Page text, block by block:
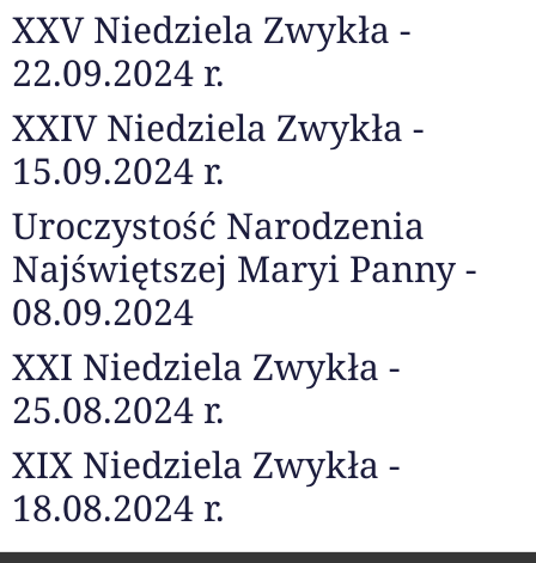
XXV Niedziela Zwykła -
22.09.2024 r.
XXIV Niedziela Zwykła -
15.09.2024 r.
Uroczystość Narodzenia
Najświętszej Maryi Panny -
08.09.2024
XXI Niedziela Zwykła -
25.08.2024 r.
XIX Niedziela Zwykła -
18.08.2024 r.